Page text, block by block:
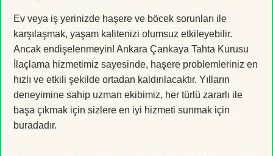
Ev veya iş yerinizde haşere ve böcek sorunları ile
karşılaşmak, yaşam kalitenizi olumsuz etkileyebilir.
Ancak endişelenmeyin! Ankara Çankaya Tahta Kurusu
İlaçlama hizmetimiz sayesinde, haşere problemleriniz en
hızlı ve etkili şekilde ortadan kaldırılacaktır. Yılların
deneyimine sahip uzman ekibimiz, her türlü zararlı ile
başa çıkmak için sizlere en iyi hizmeti sunmak için
buradadır.